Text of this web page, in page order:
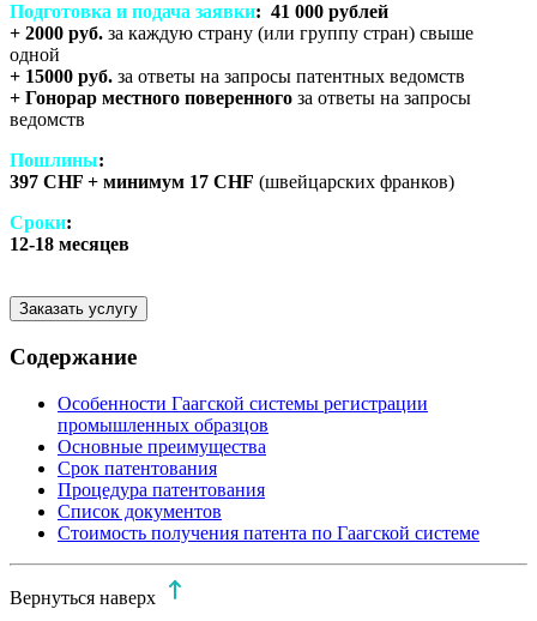
Подготовка и подача заявки: 41 000 рублей
+ 2000 руб. за каждую страну (или группу стран) свыше
одной
+ 15000 руб. за ответы на запросы патентных ведомств
+ Гонорар местного поверенного за ответы на запросы
ведомств
Пошлины:
397 CHF + минимум 17 CHF (швейцарских франков)
Сроки:
12-18 месяцев
Заказать услугу
Содержание
Особенности Гаагской системы регистрации
промышленных образцов
Основные преимущества
Срок патентования
Процедура патентования
Список документов
Стоимость получения патента по Гаагской системе
Вернуться наверх